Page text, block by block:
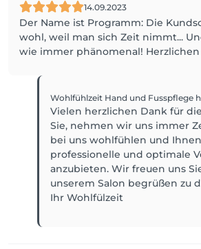
14.09.2023
Der Name ist Programm: Die
wohl, weil man sich Zeit nimmt...
wie immer phänomenal! Herzlichen
Wohlfühlzeit Hand und Fusspflege
Vielen herzlichen Dank für
Sie, nehmen wir uns immer
bei uns wohlfühlen und
professionelle und optimale
anzubieten. Wir freuen uns
unserem Salon begrüßen zu
Ihr Wohlfülzeit